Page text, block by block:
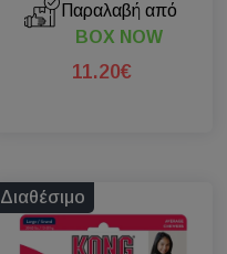
Παραλαβή από
BOX NOW
11.20€
Διαθέσιμο